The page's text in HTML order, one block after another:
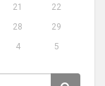
21
22
28
29
4 5